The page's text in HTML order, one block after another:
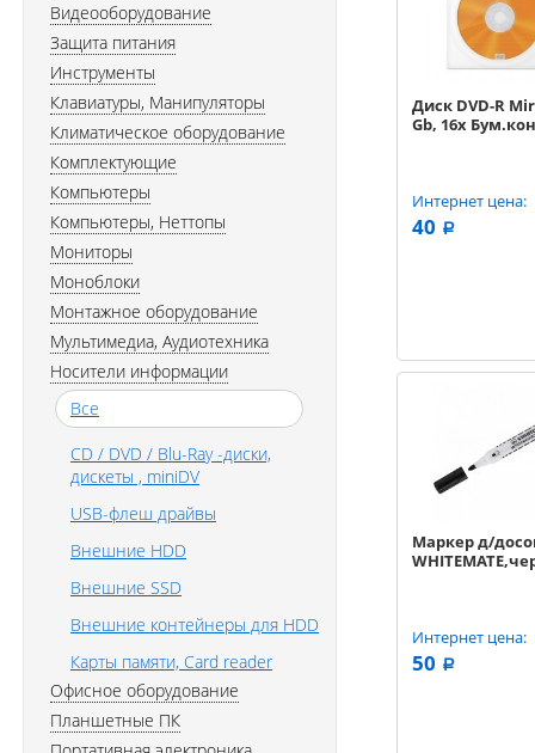
Диск DVD-R
Gb, 16x
Интернет цена:
40 a
Маркер д/
Интернет цена:
50 a
Видеооборудование
Защита питания
Инструменты
Клавиатуры, Манипуляторы
Климатическое оборудование
Комплектующие
Компьютеры
Компьютеры, Неттопы
Мониторы
Моноблоки
Монтажное оборудование
Мультимедиа, Аудиотехника
Носители информации
Все
CD / DVD / Blu-Ray -диски,
дискеты , miniDV
USB-флеш драйвы
Внешние HDD
Внешние SSD
Внешние контейнеры для HDD
Карты памяти, Card reader
Офисное оборудование
Планшетные ПК